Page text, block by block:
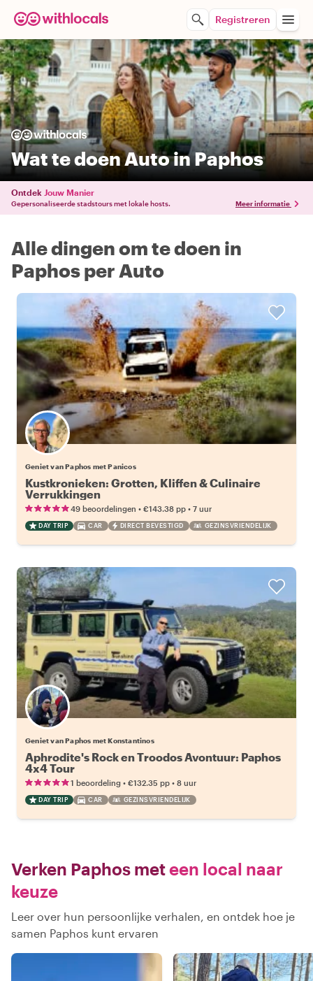
Registreren
Wat te doen Auto in Paphos
Ontdek Jouw Manier
Gepersonaliseerde stadstours met lokale hosts. Meer informatie
Alle dingen om te doen in
Paphos per Auto
Geniet van Paphos met Panicos
Kustkronieken: Grotten, Kliffen & Culinaire
Verrukkingen
49 beoordelingen • €143.38 pp • 7 uur
DAY TRIP CAR DIRECT BEVESTIGD GEZINSVRIENDELIJK
Geniet van Paphos met Konstantinos
Aphrodite's Rock en Troodos Avontuur: Paphos
4x4 Tour
1 beoordeling • €132.35 pp • 8 uur
DAY TRIP CAR GEZINSVRIENDELIJK
Verken Paphos meteen local naar
keuze
Leer over hun persoonlijke verhalen, en ontdek hoe je
samen Paphos kunt ervaren